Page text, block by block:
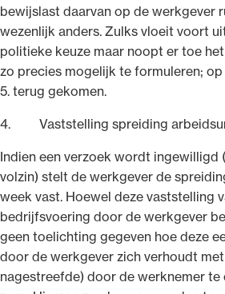
bewijslast daarvan op de werkgever
wezenlijk anders. Zulks vloeit voort
politieke keuze maar noopt er toe
zo precies mogelijk te formuleren;
5. terug gekomen.
4. Vaststelling spreiding
Indien een verzoek wordt ingewilligd
volzin) stelt de werkgever de
week vast. Hoewel deze vaststelling
bedrijfsvoering door de werkgever
geen toelichting gegeven hoe deze
door de werkgever zich verhoudt
nagestreefde) door de werknemer